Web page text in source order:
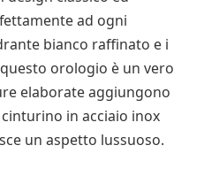
ad ogni
bianco raffinato e i
orologio è un vero
elaborate aggiungono
in acciaio inox
un aspetto lussuoso.